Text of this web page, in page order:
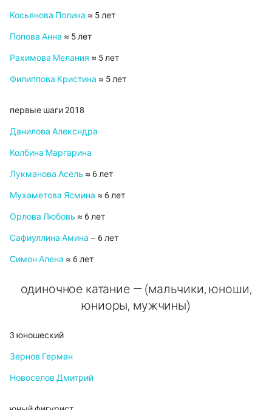
Косьянова Полина ≈ 5 лет
Попова Анна ≈ 5 лет
Рахимова Мелания ≈ 5 лет
Филиппова Кристина ≈ 5 лет
первые шаги 2018
Данилова Алексндра
Колбина Маргарина
Лукманова Асель ≈ 6 лет
Мухаметова Ясмина ≈ 6 лет
Орлова Любовь ≈ 6 лет
Сафиуллина Амина – 6 лет
Симон Алена ≈ 6 лет
одиночное катание — (мальчики, юноши,
юниоры, мужчины)
3 юношеский
Зернов Герман
Новоселов Дмитрий